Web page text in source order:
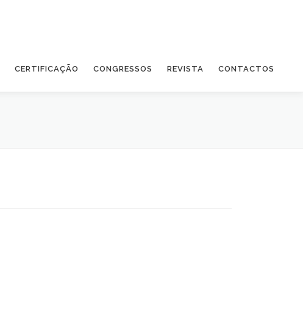
CERTIFICAÇÃO CONGRESSOS REVISTA CONTACTOS